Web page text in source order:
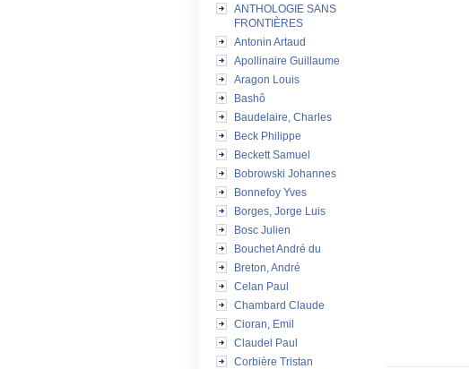
ANTHOLOGIE SANS
FRONTIÈRES
Antonin Artaud
Apollinaire Guillaume
Aragon Louis
Bashô
Baudelaire, Charles
Beck Philippe
Beckett Samuel
Bobrowski Johannes
Bonnefoy Yves
Borges, Jorge Luis
Bosc Julien
Bouchet André du
Breton, André
Celan Paul
Chambard Claude
Cioran, Emil
Claudel Paul
Corbière Tristan